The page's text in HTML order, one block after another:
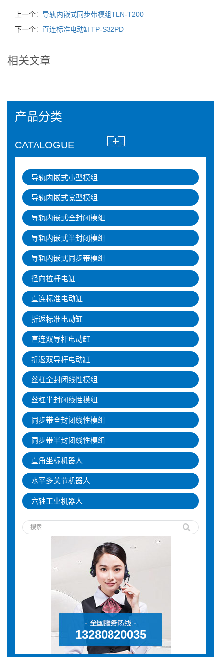
上一个： 导轨内嵌式同步带模组TLN-T200
下一个： 直连标准电动缸TP-S32PD
相关文章
产品分类
CATALOGUE
导轨内嵌式小型模组
导轨内嵌式宽型模组
导轨内嵌式全封闭模组
导轨内嵌式半封闭模组
导轨内嵌式同步带模组
径向拉杆电缸
直连标准电动缸
折返标准电动缸
直连双导杆电动缸
折返双导杆电动缸
丝杠全封闭线性模组
丝杠半封闭线性模组
同步带全封闭线性模组
同步带半封闭线性模组
直角坐标机器人
水平多关节机器人
六轴工业机器人
13280820035